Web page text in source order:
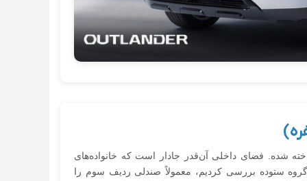
شده. فضای داخلی آن‌قدر جادار است که خانواده‌های
ستوده بررسی کردیم، معمولاً صندلی ردیف سوم را